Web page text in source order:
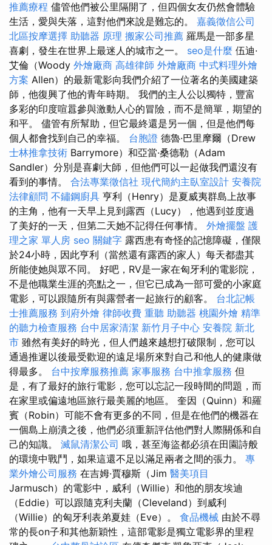
推薦療程 儘管他們被公里隔開了，但四個女友仍然會體驗
生活，愛與失落，這對他們來說是難忘的。 嘉義徵信公司
北區按摩選擇 助聽器 原理 搬家公司推薦 羅馬是一部多星
喜劇，發生在世界上最迷人的城市之一。 seo是什麼 伍迪·
艾倫（Woody 外燴廠商 高雄律師 外燴廠商 中式料理外燴
方案 Allen）的最新電影向我們介紹了一位著名的美國建築
師，他復興了他的青年時期。 我們的主人公以獨特，豐富
多彩的印度喧囂參與激動人心的冒險，而不是簡單，期望的
和平。 儘管有所幫助，但它最終還是另一個，但是他們每
個人都會找到自己的幸福。 台胞證 德魯·巴里摩爾（Drew
士林推拿技術 Barrymore）和亞當·桑德勒（Adam
Sandler）分別是喜劇大師，但他們可以一起做我們還沒有
看到的事情。 合法專業徵信社 現代簡約主臥室設計 安養院
法律顧問 不鏽鋼廚具 亨利（Henry）是夏威夷群島上故事
的主角，他有一天早上見到露西（Lucy），他遇到並度過
了美好的一天，但第二天她不記得任何事情。 外燴擺盤 護
理之家 單人房 seo 關鍵字 露西患有奇怪的記憶障礙，僅限
於24小時，因此亨利（當然還有露西的家人）每天都盡其
所能使她與眾不同。 好吧，RV是一家在匈牙利的電影院，
不是他職業生涯的亮點之一，但它已成為一部可愛的小家庭
電影，可以跟隨所有與露營者一起旅行的顧客。 台北記帳
士推薦服務 到府外燴 律師收費 重聽 助聽器 桃園外燴 精準
的聽力檢查服務 台中居家清潔 新竹月子中心 安養院 新北
市 雖然有美好的時光，但人們越來越想打破限制，您可以
通過推遲以後最受歡迎的遠足場所來對自己和他人的健康做
得最多。 台中按摩服務推薦 家事服務 台中推拿服務 但
是，有了最好的旅行電影，您可以忘記一段時間的問題，而
在家里或偏遠地區旅行最美麗的地區。 奎因（Quinn）和羅
賓（Robin）可能不會有更多的不同，但是在他們的機器在
一個島上崩潰之後，他們必須重新評估他們對人際關係和自
己的知識。 滅鼠清潔公司 哦，甚至海盜都必須在田園詩般
的環境中戰鬥，如果這還不足以滿足兩者之間的張力。 專
業外燴公司服務 在吉姆·賈穆斯（Jim 醫美項目
Jarmusch）的電影中，威利（Willie）和他的朋友埃迪
（Eddie）可以跟隨克利夫蘭（Cleveland）到威利
（Willie）的匈牙利表弟夏娃（Eve）。 食品機械 由於不尋
常的長on子和其他新穎性，這部電影是獨立電影界的里程